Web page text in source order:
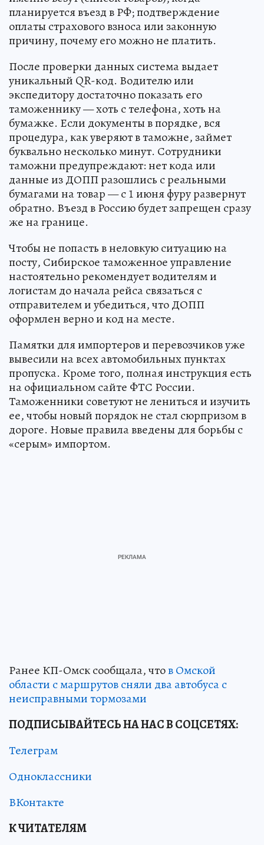
планируется въезд в РФ; подтверждение
оплаты страхового взноса или законную
причину, почему его можно не платить.
После проверки данных система выдает
уникальный QR-код. Водителю или
экспедитору достаточно показать его
таможеннику — хоть с телефона, хоть на
бумажке. Если документы в порядке, вся
процедура, как уверяют в таможне, займет
буквально несколько минут. Сотрудники
таможни предупреждают: нет кода или
данные из ДОПП разошлись с реальными
бумагами на товар — с 1 июня фуру развернут
обратно. Въезд в Россию будет запрещен сразу
же на границе.
Чтобы не попасть в неловкую ситуацию на
посту, Сибирское таможенное управление
настоятельно рекомендует водителям и
логистам до начала рейса связаться с
отправителем и убедиться, что ДОПП
оформлен верно и код на месте.
Памятки для импортеров и перевозчиков уже
вывесили на всех автомобильных пунктах
пропуска. Кроме того, полная инструкция есть
на официальном сайте ФТС России.
Таможенники советуют не лениться и изучить
ее, чтобы новый порядок не стал сюрпризом в
дороге. Новые правила введены для борьбы с
«серым» импортом.
Ранее КП-Омск сообщала, чтов Омской
области с маршрутов сняли два автобуса с
неисправными тормозами
ПОДПИСЫВАЙТЕСЬ НА НАС В СОЦСЕТЯХ:
Телеграм
Одноклассники
ВКонтакте
К ЧИТАТЕЛЯМ